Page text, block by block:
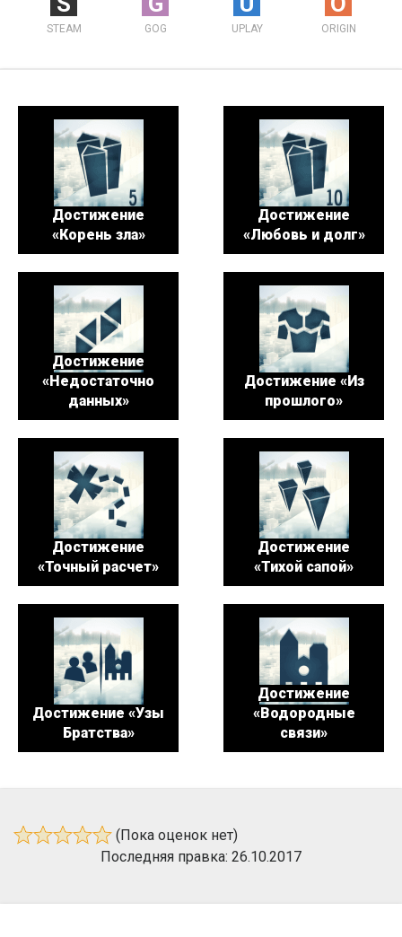
STEAM GOG UPLAY ORIGIN
Достижение
«Корень зла»
Достижение
«Любовь и долг»
Достижение
«Недостаточно
данных»
Достижение «Из
прошлого»
Достижение
«Точный расчет»
Достижение
«Тихой сапой»
Достижение «Узы
Братства»
Достижение
«Водородные
связи»
(Пока оценок нет)
Последняя правка: 26.10.2017